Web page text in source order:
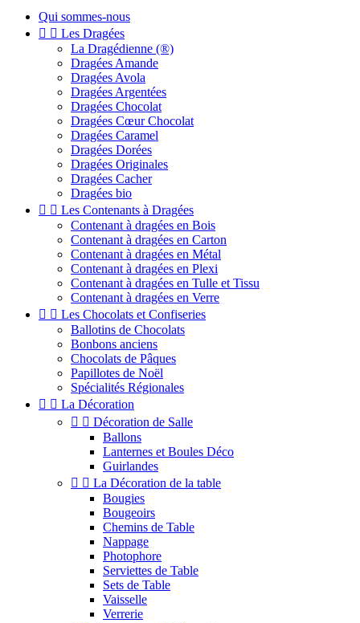
Qui sommes-nous
  Les Dragées
La Dragédienne (®)
Dragées Amande
Dragées Avola
Dragées Argentées
Dragées Chocolat
Dragées Cœur Chocolat
Dragées Caramel
Dragées Dorées
Dragées Originales
Dragées Cacher
Dragées bio
  Les Contenants à Dragées
Contenant à dragées en Bois
Contenant à dragées en Carton
Contenant à dragées en Métal
Contenant à dragées en Plexi
Contenant à dragées en Tulle et Tissu
Contenant à dragées en Verre
  Les Chocolats et Confiseries
Ballotins de Chocolats
Bonbons anciens
Chocolats de Pâques
Papillotes de Noël
Spécialités Régionales
  La Décoration
  Décoration de Salle
Ballons
Lanternes et Boules Déco
Guirlandes
  La Décoration de la table
Bougies
Bougeoirs
Chemins de Table
Nappage
Photophore
Serviettes de Table
Sets de Table
Vaisselle
Verrerie